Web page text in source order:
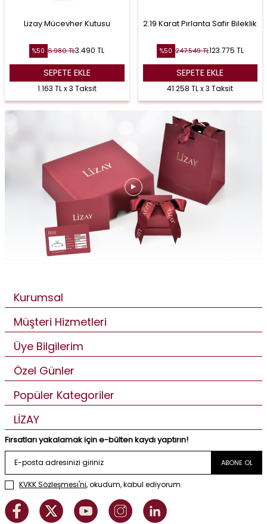
Lizay Mücevher Kutusu
%50 6.980TL3.490 TL
SEPETE EKLE
1.163 TL x 3 Taksit
2.19 Karat Pırlanta Safir Bileklik
%50 247.549TL123.775 TL
SEPETE EKLE
41.258 TL x 3 Taksit
Kurumsal
Müşteri Hizmetleri
Üye Bilgilerim
Özel Günler
Popüler Kategoriler
LİZAY
Fırsatları yakalamak için e-bülten kaydı yaptırın!
ABONE OL
KVKK Sözleşmesi'ni, okudum, kabul ediyorum.